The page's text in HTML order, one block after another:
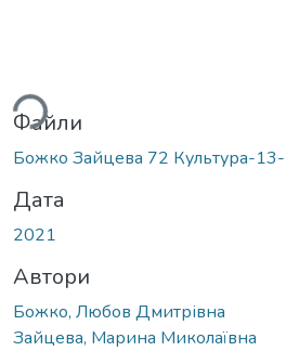
Файли
Божко Зайцева 72 Культура-
Дата
2021
Автори
Божко, Любов Дмитрівна
Зайцева, Марина Миколаївна